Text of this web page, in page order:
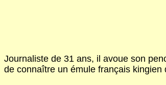
Journaliste de 31 ans, il avoue son
de connaître un émule français